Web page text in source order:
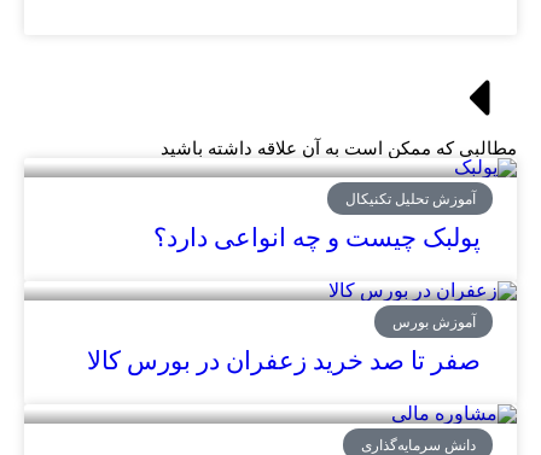
مطالبی که ممکن است به آن علاقه داشته باشید
آموزش تحلیل تکنیکال
پولبک چیست و چه انواعی دارد؟
آموزش بورس
صفر تا صد خرید زعفران در بورس کالا
دانش سرمایه‌گذاری